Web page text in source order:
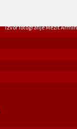
Izvor fotografije Mezit Armin